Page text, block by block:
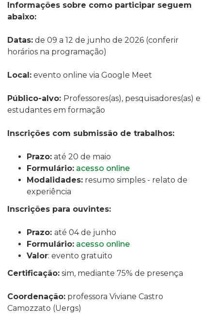
Informações sobre como participar seguem
abaixo:
Datas: de 09 a 12 de junho de 2026 (conferir
horários na programação)
Local: evento online via Google Meet
Público-alvo: Professores(as), pesquisadores(as) e
estudantes em formação
Inscrições com submissão de trabalhos:
Prazo: até 20 de maio
Formulário: acesso online
Modalidades: resumo simples - relato de
experiência
Inscrições para ouvintes:
Prazo: até 04 de junho
Formulário: acesso online
Valor: evento gratuito
Certificação: sim, mediante 75% de presença
Coordenação: professora Viviane Castro
Camozzato (Uergs)